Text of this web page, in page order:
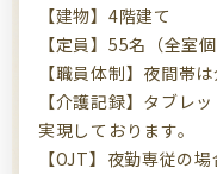
【建物】4階建て
【定員】55名（全室個
【職員体制】夜間帯
【介護記録】タブレ
実現しております。
【OJT】夜勤専従の